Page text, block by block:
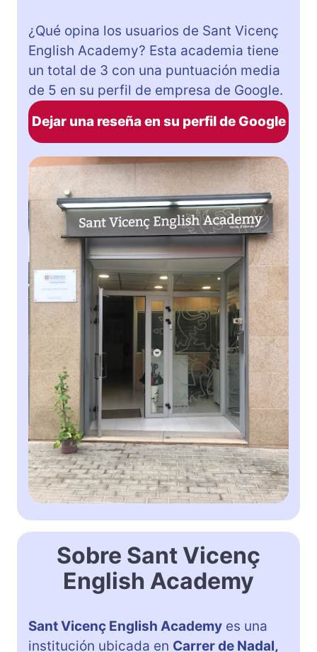
¿Qué opina los usuarios de Sant Vicenç
English Academy? Esta academia tiene
un total de 3 con una puntuación media
de 5 en su perfil de empresa de Google.
Dejar una reseña en su perfil de Google
Sobre Sant Vicenç
English Academy
Sant Vicenç English Academy es una
institución ubicada en Carrer de Nadal,